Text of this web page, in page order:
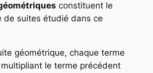
constituent le
de suites étudié dans ce
géométrique, chaque terme
multipliant le terme précédent